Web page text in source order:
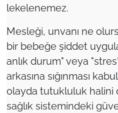
lekelenemez.
Mesleği, unvanı ne
bir bebeğe şiddet
anlık durum" veya
arkasına sığınması
olayda tutukluluk halini
sağlık sistemindeki